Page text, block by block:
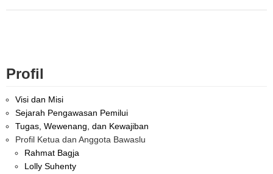
Profil
Visi dan Misi
Sejarah Pengawasan Pemilui
Tugas, Wewenang, dan Kewajiban
Profil Ketua dan Anggota Bawaslu
Rahmat Bagja
Lolly Suhenty